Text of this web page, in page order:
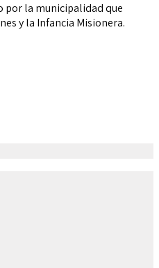
por la municipalidad que
y la Infancia Misionera.